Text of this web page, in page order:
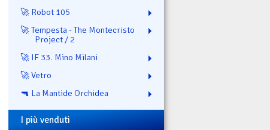
🚀 Robot 105
🚀 Tempesta - The Montecristo
Project / 2
🚀 IF 33. Mino Milani
🚀 Vetro
🔫 La Mantide Orchidea
I più venduti